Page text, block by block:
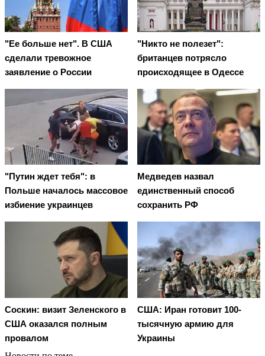
"Ее больше нет". В США
сделали тревожное
заявление о России
"Никто не полезет":
британцев потрясло
происходящее в Одессе
"Путин ждет тебя": в
Польше началось массовое
избиение украинцев
Медведев назвал
единственный способ
сохранить РФ
Соскин: визит Зеленского в
США оказался полным
провалом
США: Иран готовит 100-
тысячную армию для
Украины